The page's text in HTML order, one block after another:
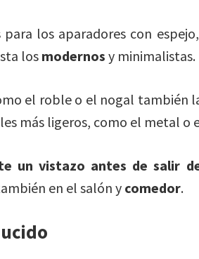
los aparadores con
los modernos y minimalistas.
el roble o el nogal también
más ligeros, como el metal o
un vistazo antes de salir
en el salón ycomedor.